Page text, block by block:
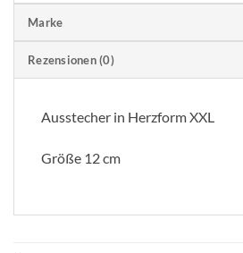
Marke
Rezensionen (0)
Ausstecher in Herzform XXL
Größe 12 cm